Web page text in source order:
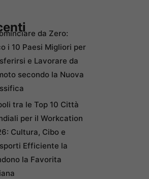
da Zero:
i 10 Paesi Migliori per
e Lavorare da
secondo la Nuova
tra le Top 10 Città
per il Workcation
Cultura, Cibo e
Efficiente la
la Favorita